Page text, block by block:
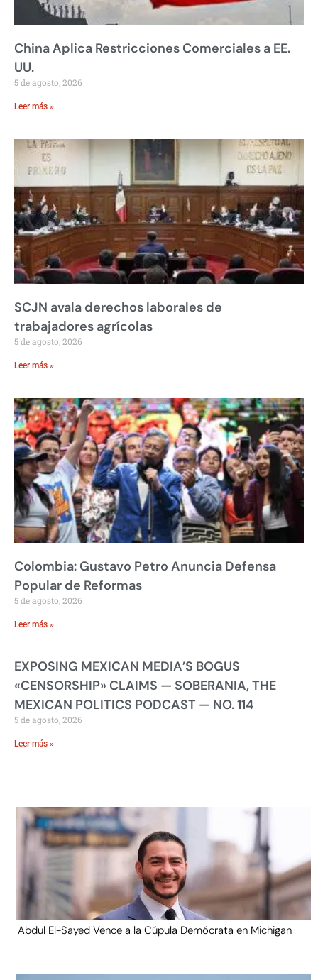
China Aplica Restricciones Comerciales a EE.
UU.
5 de agosto, 2026
Leer más »
SCJN avala derechos laborales de
trabajadores agrícolas
5 de agosto, 2026
Leer más »
Colombia: Gustavo Petro Anuncia Defensa
Popular de Reformas
5 de agosto, 2026
Leer más »
EXPOSING MEXICAN MEDIA’S BOGUS
«CENSORSHIP» CLAIMS — SOBERANIA, THE
MEXICAN POLITICS PODCAST — NO. 114
5 de agosto, 2026
Leer más »
Abdul El-Sayed Vence a la Cúpula Demócrata en Michigan